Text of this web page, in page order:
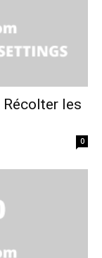
les
0